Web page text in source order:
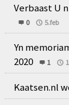
Verbaast U
0 5.feb
Yn
2020
1
Kaatsen.nl